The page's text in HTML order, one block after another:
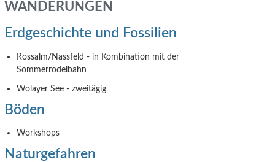
WANDERUNGEN
Erdgeschichte und Fossilien
Rossalm/Nassfeld - in Kombination mit der
Sommerrodelbahn
Wolayer See - zweitägig
Böden
Workshops
Naturgefahren